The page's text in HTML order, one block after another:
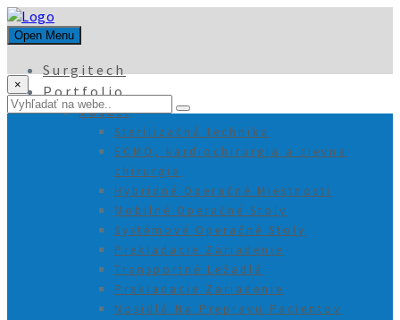
Open Menu
Surgitech
Portfolio
Maquet
Sterilizačná technika
ECMO, kardiochirurgia a cievna
chirurgia
Hybridné Operačné Miestnosti
Mobilné Operačné Stoly
Systémové Operačné Stoly
Prekladacie Zariadenie
Transportné Ležadlá
Prekladacie Zariadenie
Nosidlá Na Prepravu Pacientov
×